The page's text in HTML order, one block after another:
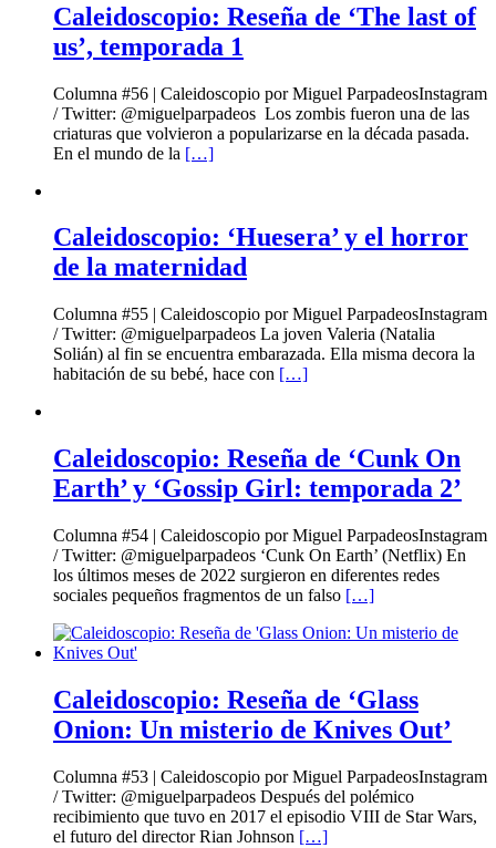
Caleidoscopio: Reseña de ‘The last of
us’, temporada 1
Columna #56 | Caleidoscopio por Miguel ParpadeosInstagram
/ Twitter: @miguelparpadeos Los zombis fueron una de las
criaturas que volvieron a popularizarse en la década pasada.
En el mundo de la […]
Caleidoscopio: ‘Huesera’ y el horror
de la maternidad
Columna #55 | Caleidoscopio por Miguel ParpadeosInstagram
/ Twitter: @miguelparpadeos La joven Valeria (Natalia
Solián) al fin se encuentra embarazada. Ella misma decora la
habitación de su bebé, hace con […]
Caleidoscopio: Reseña de ‘Cunk On
Earth’ y ‘Gossip Girl: temporada 2’
Columna #54 | Caleidoscopio por Miguel ParpadeosInstagram
/ Twitter: @miguelparpadeos ‘Cunk On Earth’ (Netflix) En
los últimos meses de 2022 surgieron en diferentes redes
sociales pequeños fragmentos de un falso […]
Caleidoscopio: Reseña de ‘Glass
Onion: Un misterio de Knives Out’
Columna #53 | Caleidoscopio por Miguel ParpadeosInstagram
/ Twitter: @miguelparpadeos Después del polémico
recibimiento que tuvo en 2017 el episodio VIII de Star Wars,
el futuro del director Rian Johnson […]